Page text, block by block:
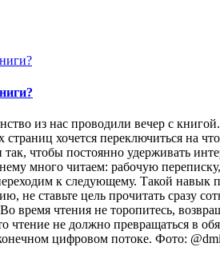
из нас проводили вечер с
страниц хочется переключиться
чтобы постоянно удерживать
много читаем: рабочую
к следующему. Такой навык
не ставьте цель прочитать сразу
время чтения не торопитесь,
чтение не должно превращаться в
цифровом потоке. Фото: